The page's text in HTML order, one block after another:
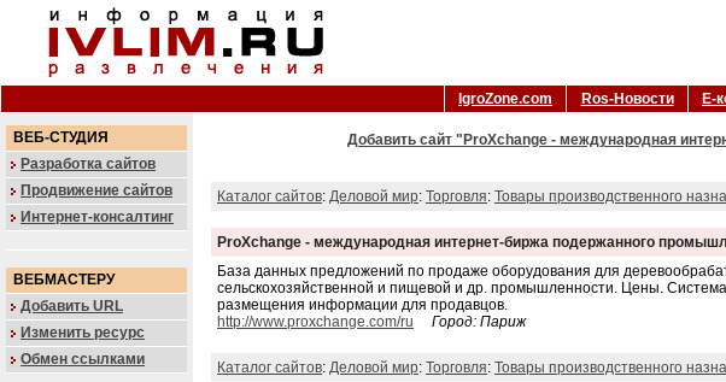
IgroZone.com Ros-Новости Е-
ВЕБ-СТУДИЯ
Разработка сайтов
Продвижение сайтов
Интернет-консалтинг
ВЕБМАСТЕРУ
Добавить URL
Изменить ресурс
Обмен ссылками
Добавить сайт "ProXchange - международная
Каталог сайтов: Деловой мир: Торговля: Товары производственного
ProXchange - международная интернет-биржа подержанного
База данных предложений по продаже оборудования для
сельскохозяйственной и пищевой и др. промышленности. Цены.
размещения информации для продавцов.
http://www.proxchange.com/ru
Город: Париж
Каталог сайтов: Деловой мир: Торговля: Товары производственного